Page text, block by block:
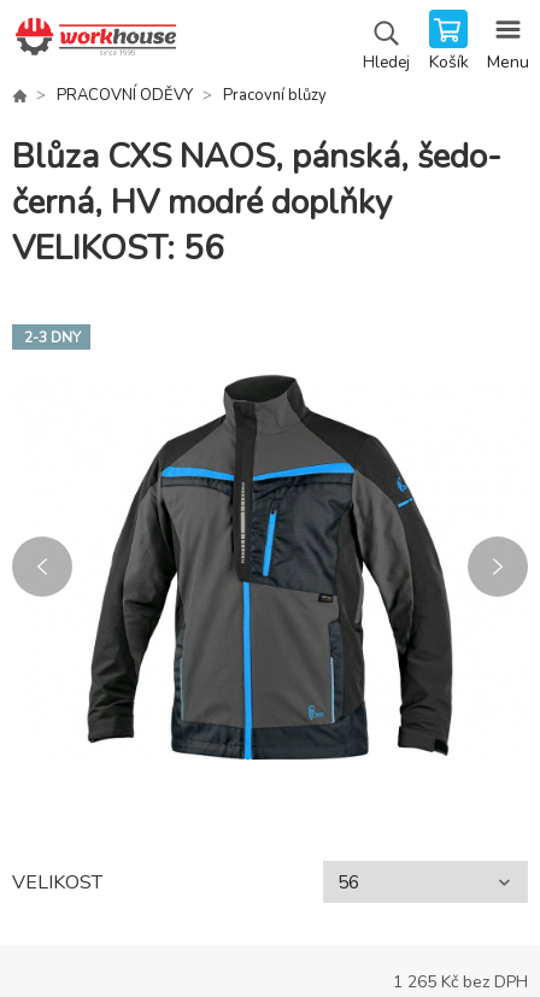
Hledej Košík Menu
PRACOVNÍ ODĚVY Pracovní blůzy
Blůza CXS NAOS, pánská, šedo-
černá, HV modré doplňky
VELIKOST: 56
2-3 DNY
VELIKOST
1 265 Kč bez DPH